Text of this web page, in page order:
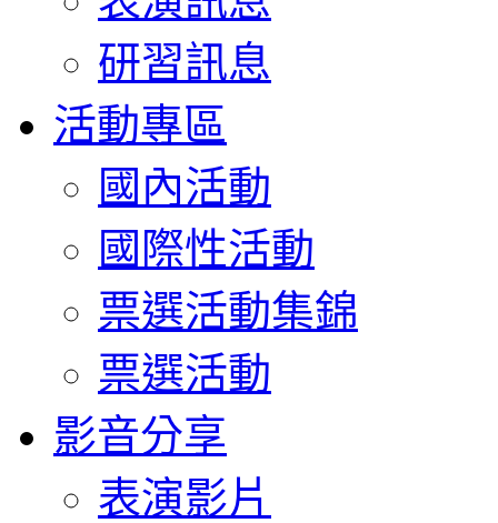
研習訊息
活動專區
國內活動
國際性活動
票選活動集錦
票選活動
影音分享
表演影片